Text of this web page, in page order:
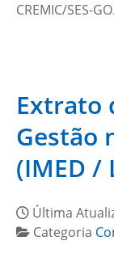
CREMIC/SES-GO.
Extrato
Gestão
(IMED /
Última
Categoria